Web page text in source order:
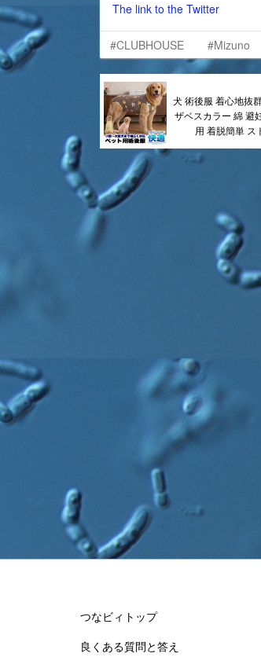
The link to the Twitter
#CLUBHOUSE #Mizuno
犬 術後服 着心地抜
ザベスカラー 綿 避
用 着脱簡単 ス
つなビィトップ
良くある質問と答え